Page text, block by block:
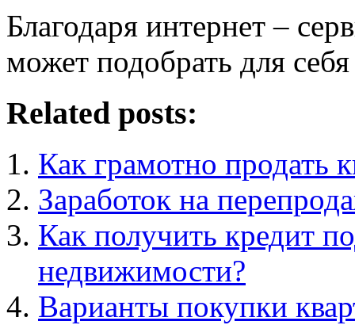
Благодаря интернет –
может подобрать для
Related posts:
Как грамотно продать
Заработок на
Как получить кредит
недвижимости?
Варианты покупки